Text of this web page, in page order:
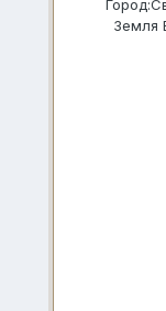
Город:
Земля